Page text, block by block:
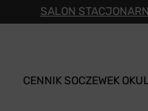
SALON
CENNIK SOCZEWEK